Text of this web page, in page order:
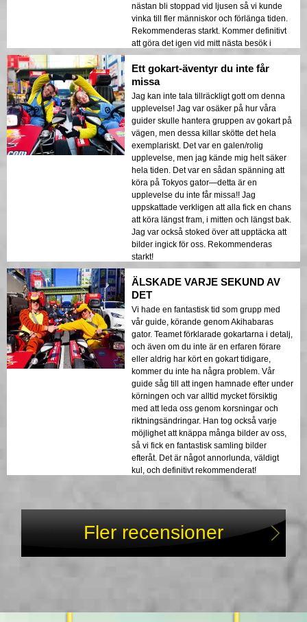
nästan bli stoppad vid ljusen så vi kunde
vinka till fler människor och förlänga tiden.
Rekommenderas starkt. Kommer definitivt
att göra det igen vid mitt nästa besök i
Tokyo.
Ett gokart-äventyr du inte får
missa
Jag kan inte tala tillräckligt gott om denna
upplevelse! Jag var osäker på hur våra
guider skulle hantera gruppen av gokart på
vägen, men dessa killar skötte det hela
exemplariskt. Det var en galen/rolig
upplevelse, men jag kände mig helt säker
hela tiden. Det var en sådan spänning att
köra på Tokyos gator—detta är en
upplevelse du inte får missa!! Jag
uppskattade verkligen att alla fick en chans
att köra längst fram, i mitten och längst bak.
Jag var också stoked över att upptäcka att
bilder ingick för oss. Rekommenderas
starkt!
ÄLSKADE VARJE SEKUND AV
DET
Vi hade en fantastisk tid som grupp med
vår guide, körande genom Akihabaras
gator. Teamet förklarade gokartarna i detalj,
och även om du inte är en erfaren förare
eller aldrig har kört en gokart tidigare,
kommer du inte ha några problem. Vår
guide såg till att ingen hamnade efter under
körningen och var alltid mycket försiktig
med att leda oss genom korsningar och
riktningsändringar. Han tog också varje
möjlighet att knäppa många bilder av oss,
så vi fick en fantastisk samling bilder
efteråt. Det är något annorlunda, väldigt
kul, och definitivt rekommenderat!
Fler recensioner